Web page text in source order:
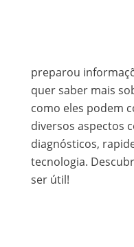
preparou
quer saber mais
como eles podem
diversos aspectos
diagnósticos,
tecnologia.
ser útil!